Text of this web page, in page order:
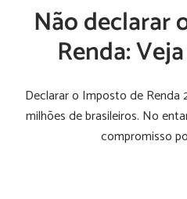
Não declarar
Renda:
Declarar o Imposto de Renda
milhões de brasileiros. No
compromisso